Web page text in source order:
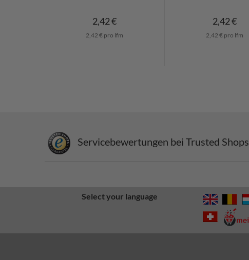
2,42 €
2,42 € pro lfm
2,42 €
2,42 € pro lfm
Servicebewertungen bei Trusted Shops
Select your language